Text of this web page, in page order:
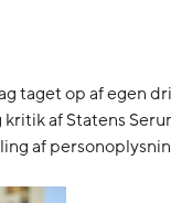
taget op af egen
af Statens
af